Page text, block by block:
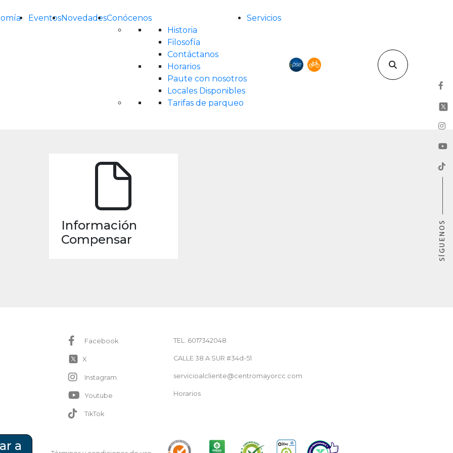
EventosNovedadesConócenos
Historia
Filosofía
Contáctanos
Horarios
Paute con nosotros
Locales Disponibles
Tarifas de parqueo
Servicios
Información
Compensar
Facebook
X
Instagram
Youtube
TikTok
TEL. 6017342048
CALLE 38 A SUR #34d-51
servicioalcliente@centromayorcc.com
Horarios
a